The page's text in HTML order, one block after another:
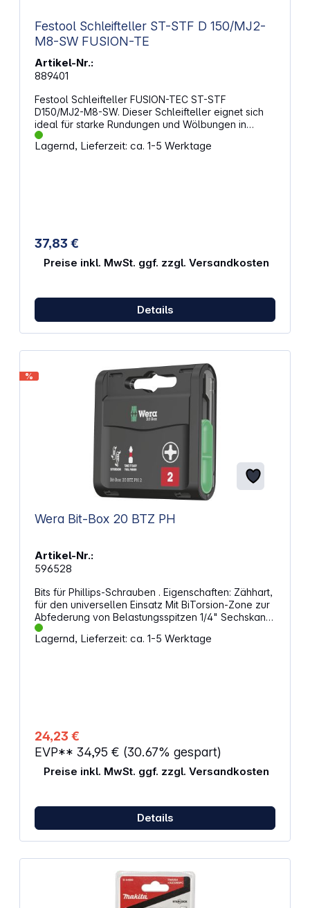
Festool Schleifteller ST-STF D 150/MJ2-
M8-SW FUSION-TE
Artikel-Nr.:
889401
Festool Schleifteller FUSION-TEC ST-STF
D150/MJ2-M8-SW. Dieser Schleifteller eignet sich
ideal für starke Rundungen und Wölbungen in
den Bereichen Automotive, Maler-/Lackierarbeiten
und Möbelbau. Eigenschaften: Durchmesser: 150
Lagernd, Lieferzeit: ca. 1-5 Werktage
37,83 €
Preise inkl. MwSt. ggf. zzgl. Versandkosten
Details
%
Wera Bit-Box 20 BTZ PH
Artikel-Nr.:
596528
Bits für Phillips-Schrauben . Eigenschaften: Zähhart,
für den universellen Einsatz Mit BiTorsion-Zone zur
Abfederung von Belastungsspitzen 1/4" Sechskant-
Antrieb (Wera Anschluss-Reihe 4) Mit
Werkzeugfinder Take it easy: Farbkennzeichnung
Lagernd, Lieferzeit: ca. 1-5 Werktage
24,23 €
EVP** 34,95 € (30.67% gespart)
Preise inkl. MwSt. ggf. zzgl. Versandkosten
Details